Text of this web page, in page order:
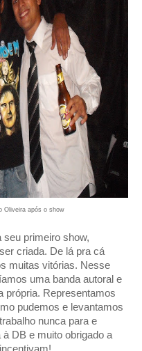
Oliveira após o show
seu primeiro show,
criada. De lá pra cá
muitas vitórias. Nesse
uma banda autoral e
própria. Representamos
pudemos e levantamos
nunca para e
DB e muito obrigado a